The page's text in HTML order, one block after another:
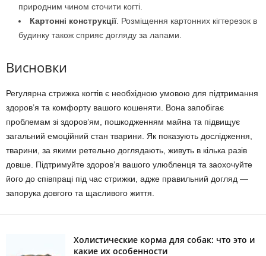
природним чином сточити когті.
Картонні конструкції. Розміщення картонних кігтерезок в
будинку також сприяє догляду за лапами.
Висновки
Регулярна стрижка когтів є необхідною умовою для підтримання
здоров’я та комфорту вашого кошеняти. Вона запобігає
проблемам зі здоров’ям, пошкодженням майна та підвищує
загальний емоційний стан тварини. Як показують дослідження,
тварини, за якими ретельно доглядають, живуть в кілька разів
довше. Підтримуйте здоров’я вашого улюбленця та заохочуйте
його до співпраці під час стрижки, адже правильний догляд —
запорука довгого та щасливого життя.
Холистические корма для собак: что это и
какие их особенности